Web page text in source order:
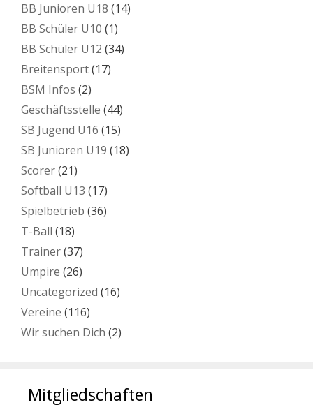
BB Junioren U18 (14)
BB Schüler U10 (1)
BB Schüler U12 (34)
Breitensport(17)
BSM Infos (2)
Geschäftsstelle (44)
SB Jugend U16 (15)
SB Junioren U19 (18)
Scorer(21)
Softball U13 (17)
Spielbetrieb (36)
T-Ball (18)
Trainer(37)
Umpire (26)
Uncategorized (16)
Vereine (116)
Wir suchen Dich (2)
Mitgliedschaften